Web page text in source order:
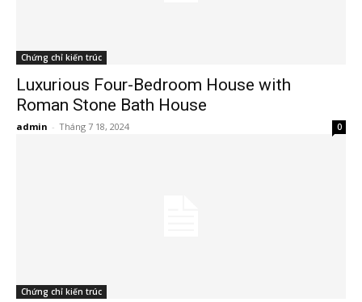
Chứng chỉ kiến trúc
Luxurious Four-Bedroom House with
Roman Stone Bath House
admin - Tháng 7 18, 2024 0
Chứng chỉ kiến trúc